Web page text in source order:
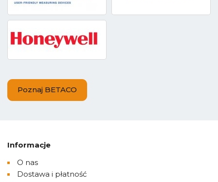
Poznaj BETACO
Informacje
O nas
Dostawa i płatność